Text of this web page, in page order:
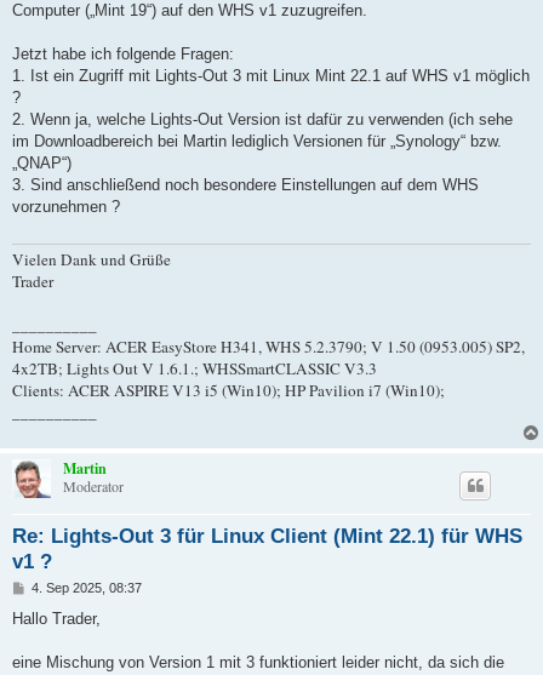
Computer („Mint 19“) auf den WHS v1 zuzugreifen.
Jetzt habe ich folgende Fragen:
1. Ist ein Zugriff mit Lights-Out 3 mit Linux Mint 22.1 auf WHS v1 möglich
?
2. Wenn ja, welche Lights-Out Version ist dafür zu verwenden (ich sehe
im Downloadbereich bei Martin lediglich Versionen für „Synology“ bzw.
„QNAP“)
3. Sind anschließend noch besondere Einstellungen auf dem WHS
vorzunehmen ?
Vielen Dank und Grüße
Trader
Home Server: ACER EasyStore H341, WHS 5.2.3790; V 1.50 (0953.005) SP2,
4x2TB; Lights Out V 1.6.1.; WHSSmartCLASSIC V3.3
Clients: ACER ASPIRE V13 i5 (Win10); HP Pavilion i7 (Win10);
Martin
Moderator
Re: Lights-Out 3 für Linux Client (Mint 22.1) für WHS
v1 ?
B
i
a
4. Sep 2025, 08:37
Hallo Trader,
eine Mischung von Version 1 mit 3 funktioniert leider nicht, da sich die